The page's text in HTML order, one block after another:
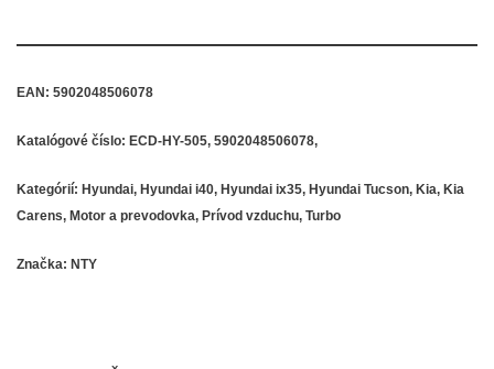
EAN: 5902048506078
Katalógové číslo: ECD-HY-505, 5902048506078,
Kategórií: Hyundai, Hyundai i40, Hyundai ix35, Hyundai Tucson, Kia, Kia
Carens, Motor a prevodovka, Prívod vzduchu, Turbo
Značka: NTY